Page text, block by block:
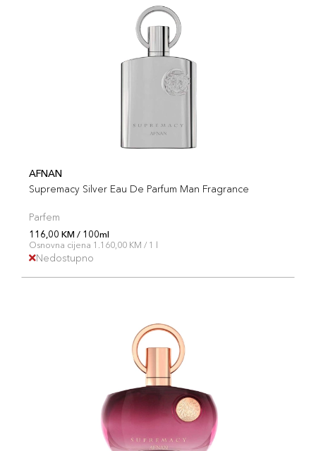
AFNAN
Supremacy Silver Eau De Parfum Man Fragrance
Parfem
116,00 KM / 100ml
Osnovna cijena 1.160,00 KM / 1 l
Nedostupno